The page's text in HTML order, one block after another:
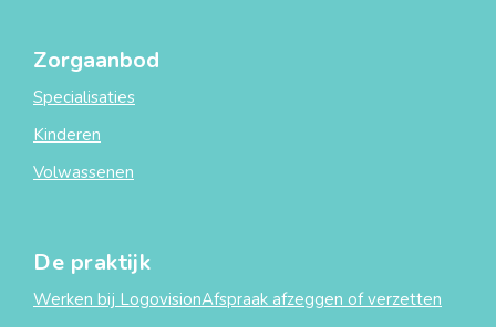
Zorgaanbod
Specialisaties
Kinderen
Volwassenen
De praktijk
Werken bij LogovisionAfspraak afzeggen of verzetten